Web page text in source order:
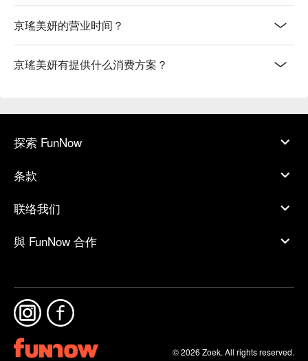
京瑤美妍的营业时间？
京瑤美妍有提供什么消费方案？
探索 FunNow
条款
联络我们
與 FunNow 合作
© 2026 Zoek. All rights reserved.